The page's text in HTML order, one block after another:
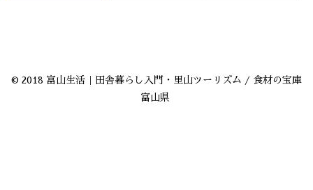
© 2018 富山生活｜田舎暮らし入門・里山ツーリズム / 食材の宝庫
富山県